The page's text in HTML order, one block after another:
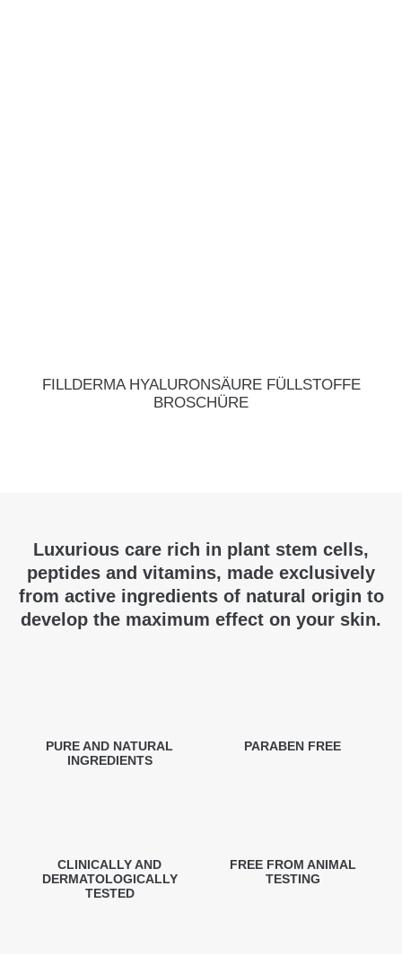
FILLDERMA HYALURONSÄURE FÜLLSTOFFE
BROSCHÜRE
Luxurious care rich in plant stem cells,
peptides and vitamins, made exclusively
from active ingredients of natural origin to
develop the maximum effect on your skin.
PURE AND NATURAL
INGREDIENTS
PARABEN FREE
CLINICALLY AND
DERMATOLOGICALLY
TESTED
FREE FROM ANIMAL
TESTING